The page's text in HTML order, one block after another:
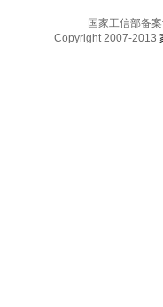
国家工信部备
Copyright 2007-2013